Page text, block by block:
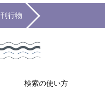
刊行物
検索の使い方